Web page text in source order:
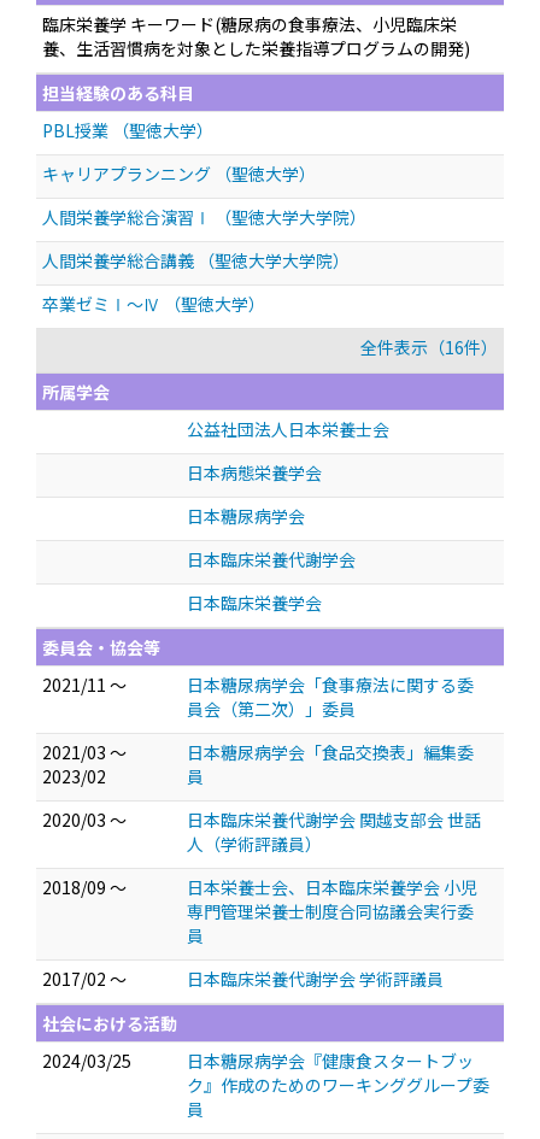
臨床栄養学 キーワード(糖尿病の食事療法、小児臨床栄
養、生活習慣病を対象とした栄養指導プログラムの開発)
担当経験のある科目
PBL授業 （聖徳大学）
キャリアプランニング （聖徳大学）
人間栄養学総合演習Ⅰ （聖徳大学大学院）
人間栄養学総合講義 （聖徳大学大学院）
卒業ゼミⅠ～Ⅳ （聖徳大学）
全件表示（16件）
所属学会
公益社団法人日本栄養士会
日本病態栄養学会
日本糖尿病学会
日本臨床栄養代謝学会
日本臨床栄養学会
委員会・協会等
2021/11 ～
日本糖尿病学会「食事療法に関する委
員会（第二次）」委員
2021/03 ～
2023/02
日本糖尿病学会「食品交換表」編集委
員
2020/03 ～
日本臨床栄養代謝学会 関越支部会 世話
人（学術評議員）
2018/09 ～
日本栄養士会、日本臨床栄養学会 小児
専門管理栄養士制度合同協議会実行委
員
2017/02 ～
日本臨床栄養代謝学会 学術評議員
社会における活動
2024/03/25
日本糖尿病学会『健康食スタートブッ
ク』作成のためのワーキンググループ委
員